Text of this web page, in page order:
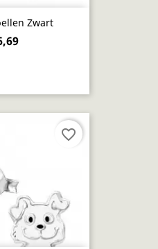
Zwart
favorite_border